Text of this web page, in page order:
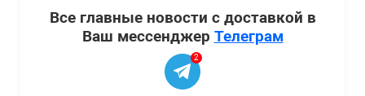
Все главные новости с доставкой в
Ваш мессенджер Телеграм
2